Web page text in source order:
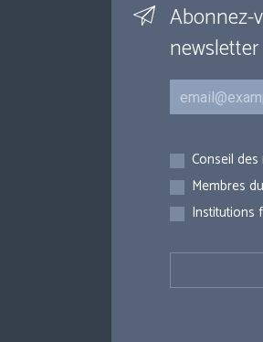
Abonnez-
newsletter
Courriel
Inscriptions
Conseil
Membres
Institutions